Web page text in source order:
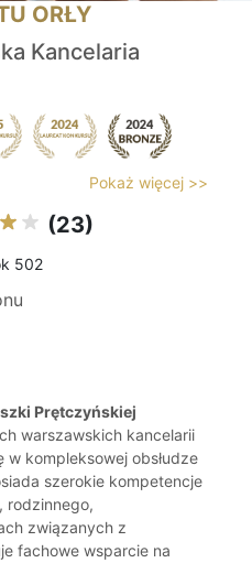
ORŁY
Kancelaria
Pokaż więcej >>
(23)
502
Prętczyńskiej
warszawskich kancelarii
kompleksowej obsłudze
szerokie kompetencje
rodzinnego,
związanych z
fachowe wsparcie na